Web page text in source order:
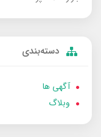
دسته‌بندی
آگهی ها
وبلاگ